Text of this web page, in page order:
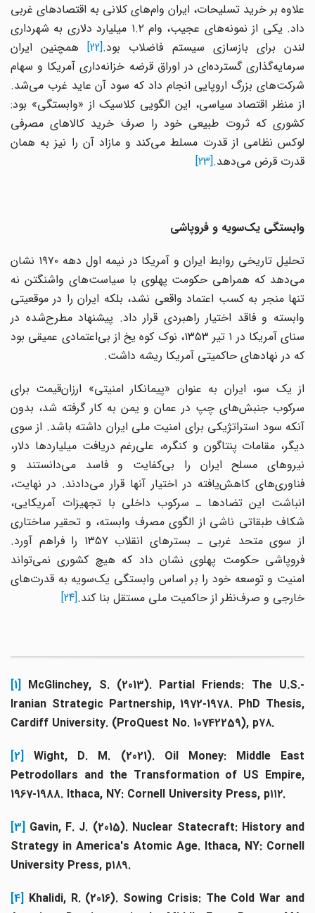
علاوه بر خرید تسلیحات، ایران وام‌های کلانی به اقتصادهای غربی
داد. یکی از نمونه‌های عجیب، وام ۱.۲ میلیارد دلاری به شهرداری
لندن برای بازسازی سیستم فاضلاب بود.[22]
همچنین ایران
سرمایه‌گذاری گسترده‌ای در اوراق قرضه خزانه‌داری آمریکا و سهام
شرکت‌های بزرگ اروپایی انجام داد که سود آن عاید غرب می‌شد.
از منظر اقتصاد سیاسی، این الگویی کلاسیک از «وابستگی» بود:
کشوری که ثروت طبیعی خود را صرف خرید کالاهای مصرفی
لوکس نظامی از قدرت مسلط می‌کند و مازاد آن را نیز به همان
قدرت قرض می‌دهد.[23]
وابستگی یک‌سویه و فروپاشی
تحلیل تاریخی روابط ایران و آمریکا در نیمه اول دهه ۱۹۷۰ نشان
می‌دهد که همراهی حکومت پهلوی با سیاست‌های واشنگتن نه
تنها منجر به کسب اعتماد واقعی نشد، بلکه ایران را در موقعیتی
وابسته و فاقد اختیار راهبردی قرار داد. پیشنهاد مطرح‌شده در
سنای آمریکا در ۱ تیر ۱۳۵۳، نوک کوه یخ از بی‌اعتمادی عمیقی بود
که در نهادهای حاکمیتی آمریکا ریشه داشت.
از یک سو، ایران به عنوان «پیمانکار امنیتی» ارزان‌قیمت برای
سرکوب جنبش‌های چپ در عمان و یمن به کار گرفته شد، بدون
آنکه سود استراتژیکی برای امنیت ملی ایران داشته باشد. از سوی
دیگر، مقامات پنتاگون و کنگره، علی‌رغم دریافت میلیاردها دلار،
نیروهای مسلح ایران را بی‌کفایت و فاسد می‌دانستند و
فناوری‌های کاهش‌یافته در اختیار آنها قرار می‌دادند. در نهایت،
انباشت این تضادها ـ سرکوب داخلی با تجهیزات آمریکایی،
شکاف طبقاتی ناشی از الگوی مصرف وابسته، و تحقیر ساختاری
از سوی متحد غربی ـ بسترهای انقلاب ۱۳۵۷ را فراهم آورد.
فروپاشی حکومت پهلوی نشان داد که هیچ کشوری نمی‌تواند
امنیت و توسعه خود را بر اساس وابستگی یک‌سویه به قدرت‌های
خارجی و صرف‌نظر از حاکمیت ملی مستقل بنا کند.[24]
[1] McGlinchey, S. (2013).Partial Friends: The U.S.-
Iranian Strategic Partnership, 1972-1978. PhD Thesis,
Cardiff University. (ProQuest No. 10742259), p۷۸.
[2]Wight, D. M. (2021). Oil Money: Middle East
Petrodollars and the Transformation of US Empire,
1967-1988. Ithaca, NY: Cornell University Press, p۱۱۲.
[3] Gavin, F. J. (2015). Nuclear Statecraft: History and
Strategy in America's Atomic Age. Ithaca, NY: Cornell
University Press, p۱۸۹.
[4] Khalidi, R. (2016). Sowing Crisis: The Cold War and